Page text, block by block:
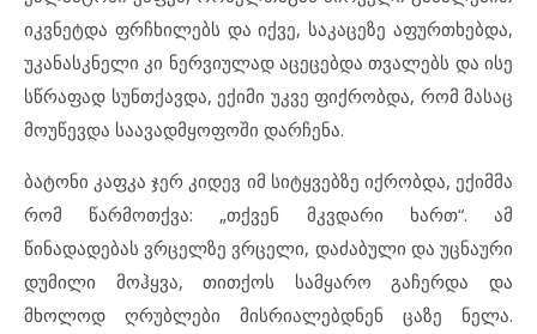
იკვნეტდა ფრჩხილებს და იქვე, საკაცეზე აფურთხებდა,
უკანასკნელი კი ნერვიულად აცეცებდა თვალებს და ისე
სწრაფად სუნთქავდა, ექიმი უკვე ფიქრობდა, რომ მასაც
მოუწევდა საავადმყოფოში დარჩენა.
ბატონი კაფკა ჯერ კიდევ იმ სიტყვებზე იქრობდა, ექიმმა
რომ წარმოთქვა: „თქვენ მკვდარი ხართ“. ამ
წინადადებას ვრცელზე ვრცელი, დაძაბული და უცნაური
დუმილი მოჰყვა, თითქოს სამყარო გაჩერდა და
მხოლოდ ღრუბლები მისრიალებდნენ ცაზე ნელა.